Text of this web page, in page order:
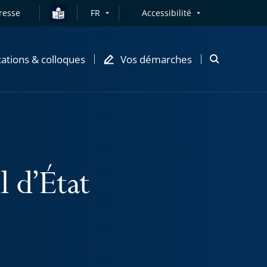
FR Accessibilité
& colloques Vos démarches
Ouvrir
d’État